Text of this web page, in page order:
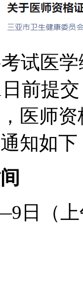
试医
前提
医师
知如下
日（